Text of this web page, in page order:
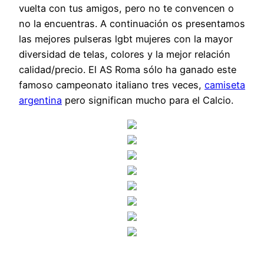
vuelta con tus amigos, pero no te convencen o
no la encuentras. A continuación os presentamos
las mejores pulseras lgbt mujeres con la mayor
diversidad de telas, colores y la mejor relación
calidad/precio. El AS Roma sólo ha ganado este
famoso campeonato italiano tres veces, camiseta
argentina pero significan mucho para el Calcio.